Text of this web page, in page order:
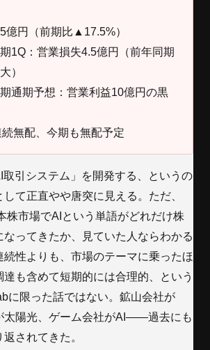
億円（前期比▲17.5%）
1Q：営業損失4.5億円（前年同期
）
通期予想：営業利益10億円の黒
続無配、今期も無配予定
引システム」を開発する、というの
て正直やや唐突に見える。ただ、
株市場でAIという単語がどれだけ株
ってきたか、見ていた人ならわかる
続性よりも、市場のテーマに乗ったほ
達も含めて短期的には合理的、という
に限った話ではない。鉱山会社が
太陽光、ゲーム会社がAI——過去にも
されてきた。